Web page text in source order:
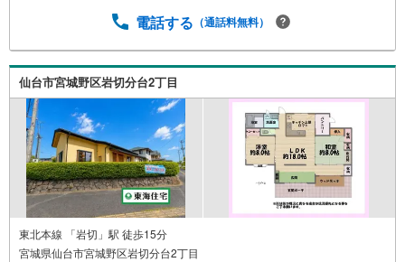
1.お客様のご希望・弊社おすすめの金融機関での住宅ロー
金額の目安が知りたい人もお気軽にご相談下さい 2.ご来店
の際に、弊社社員がご自宅まで送迎させていただきます ご
希望の際は、事前にご予約をお願い致します
電話する （通話料無料）
仙台市宮城野区岩切分台2丁目
東北本線 「岩切」駅 徒歩15分
宮城県仙台市宮城野区岩切分台2丁目